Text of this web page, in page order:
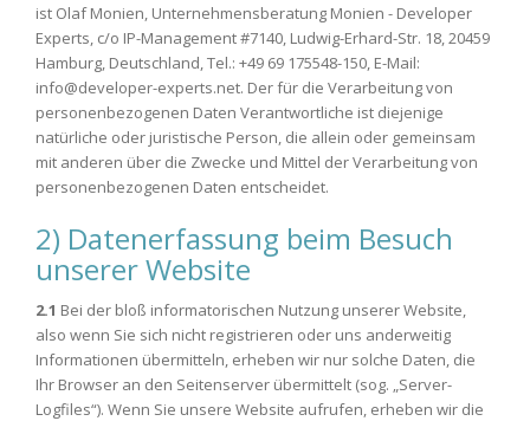
ist Olaf Monien, Unternehmensberatung Monien - Developer
Experts, c/o IP-Management #7140, Ludwig-Erhard-Str. 18, 20459
Hamburg, Deutschland, Tel.: +49 69 175548-150, E-Mail:
info@developer-experts.net. Der für die Verarbeitung von
personenbezogenen Daten Verantwortliche ist diejenige
natürliche oder juristische Person, die allein oder gemeinsam
mit anderen über die Zwecke und Mittel der Verarbeitung von
personenbezogenen Daten entscheidet.
2) Datenerfassung beim Besuch
unserer Website
2.1 Bei der bloß informatorischen Nutzung unserer Website,
also wenn Sie sich nicht registrieren oder uns anderweitig
Informationen übermitteln, erheben wir nur solche Daten, die
Ihr Browser an den Seitenserver übermittelt (sog. „Server-
Logfiles“). Wenn Sie unsere Website aufrufen, erheben wir die